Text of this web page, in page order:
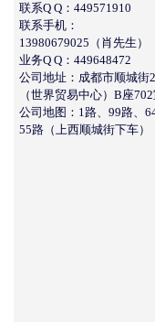
联系Q Q：449571910
联系手机：
13980679025（肖先生）
业务Q Q：449648472
公司地址：成都市顺城街
（世界贸易中心）B座
公司地图：1路、99路、64
55路（上西顺城街下车）